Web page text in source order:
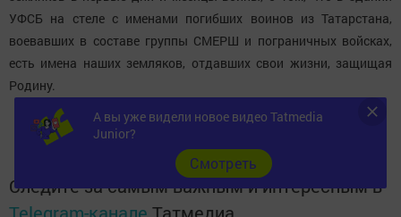
УФСБ на стеле с именами погибших воинов из Татарстана,
воевавших в составе группы СМЕРШ и пограничных войсках,
есть имена наших земляков, отдавших свои жизни, защищая
Родину.
Следите за самым важным и интересным в
А вы уже видели новое видео Tatmedia
Junior?
Cмотреть